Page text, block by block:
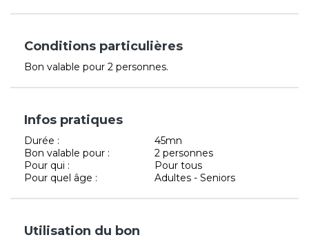
Conditions particulières
Bon valable pour 2 personnes.
Infos pratiques
Durée :
45mn
Bon valable pour :
2 personnes
Pour qui :
Pour tous
Pour quel âge :
Adultes - Seniors
Utilisation du bon